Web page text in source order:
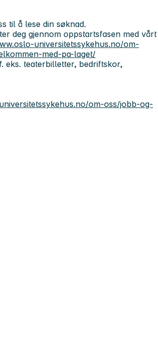
til å lese din søknad.
deg gjennom oppstartsfasen med vårt
universitetssykehus.no/om-
med-pa-laget/
eks. teaterbilletter, bedriftskor,
om-oss/jobb-og-